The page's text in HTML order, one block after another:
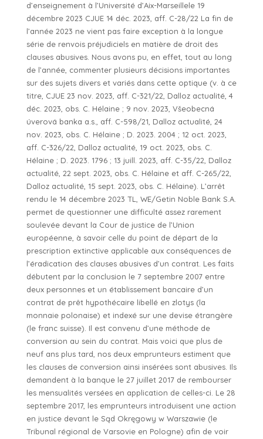
d’enseignement à l’Université d’Aix-Marseillele 19
décembre 2023 CJUE 14 déc. 2023, aff. C-28/22 La fin de
l’année 2023 ne vient pas faire exception à la longue
série de renvois préjudiciels en matière de droit des
clauses abusives. Nous avons pu, en effet, tout au long
de l’année, commenter plusieurs décisions importantes
sur des sujets divers et variés dans cette optique (v. à ce
titre, CJUE 23 nov. 2023, aff. C-321/22, Dalloz actualité, 4
déc. 2023, obs. C. Hélaine ; 9 nov. 2023, Všeobecná
úverová banka a.s., aff. C-598/21, Dalloz actualité, 24
nov. 2023, obs. C. Hélaine ; D. 2023. 2004 ; 12 oct. 2023,
aff. C-326/22, Dalloz actualité, 19 oct. 2023, obs. C.
Hélaine ; D. 2023. 1796 ; 13 juill. 2023, aff. C-35/22, Dalloz
actualité, 22 sept. 2023, obs. C. Hélaine et aff. C-265/22,
Dalloz actualité, 15 sept. 2023, obs. C. Hélaine). L’arrêt
rendu le 14 décembre 2023 TL, WE/Getin Noble Bank S.A.
permet de questionner une difficulté assez rarement
soulevée devant la Cour de justice de l’Union
européenne, à savoir celle du point de départ de la
prescription extinctive applicable aux conséquences de
l’éradication des clauses abusives d’un contrat. Les faits
débutent par la conclusion le 7 septembre 2007 entre
deux personnes et un établissement bancaire d’un
contrat de prêt hypothécaire libellé en zlotys (la
monnaie polonaise) et indexé sur une devise étrangère
(le franc suisse). Il est convenu d’une méthode de
conversion au sein du contrat. Mais voici que plus de
neuf ans plus tard, nos deux emprunteurs estiment que
les clauses de conversion ainsi insérées sont abusives. Ils
demandent à la banque le 27 juillet 2017 de rembourser
les mensualités versées en application de celles-ci. Le 28
septembre 2017, les emprunteurs introduisent une action
en justice devant le Sąd Okręgowy w Warszawie (le
Tribunal régional de Varsovie en Pologne) afin de voir